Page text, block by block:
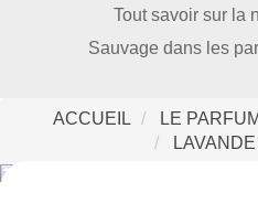
Tout savoir sur la
Sauvage dans les
ACCUEIL LE PARFUM
Notre nouveau livre